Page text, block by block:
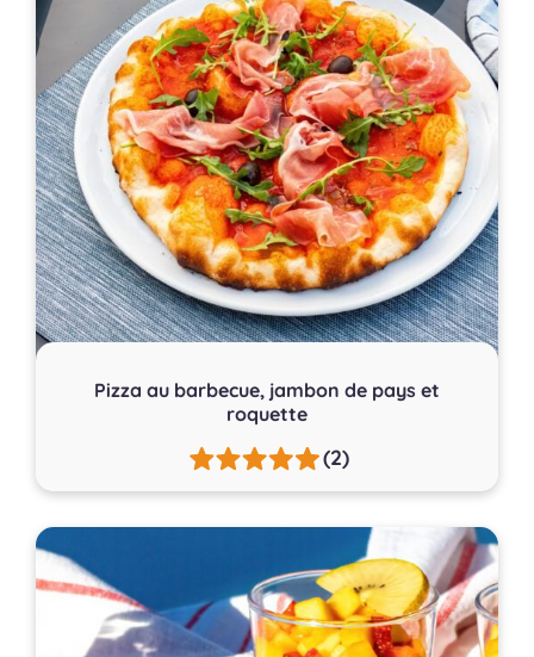
Pizza au barbecue, jambon de pays et
roquette
(2)